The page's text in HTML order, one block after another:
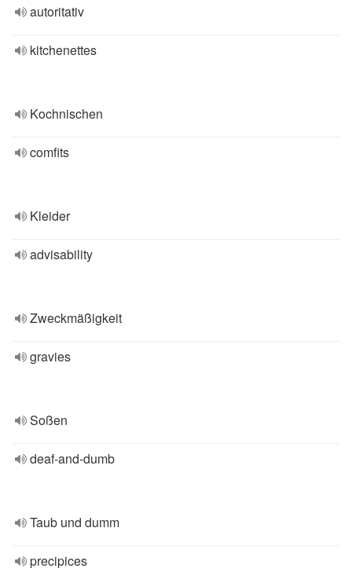
autoritativ
kitchenettes
Kochnischen
comfits
Kleider
advisability
Zweckmäßigkeit
gravies
Soßen
deaf-and-dumb
Taub und dumm
precipices